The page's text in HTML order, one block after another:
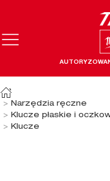
Narzędzia ręczne
Klucze płaskie i
Klucze